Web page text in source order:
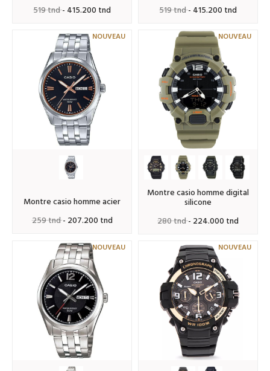
519 tnd- 415.200 tnd
519 tnd- 415.200 tnd
montre casio homme acier
259 tnd- 207.200 tnd
NOUVEAU
montre casio homme digital
silicone
280 tnd- 224.000 tnd
NOUVEAU
NOUVEAU NOUVEAU